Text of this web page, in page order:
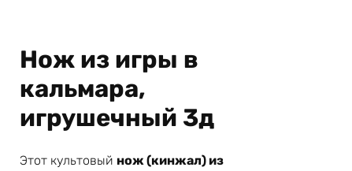
Нож из игры в
кальмара,
игрушечный 3д
Этот культовый нож (кинжал) из